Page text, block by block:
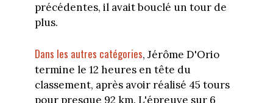
précédentes, il avait bouclé un tour de
plus.
Dans les autres catégories, Jérôme D'Orio
termine le 12 heures en tête du
classement, après avoir réalisé 45 tours
pour presque 92 km. L'épreuve sur 6